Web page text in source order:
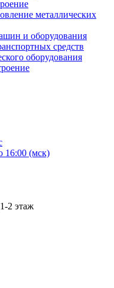
металлических
и оборудования
средств
оборудования
16:00 (мск)
2 этаж